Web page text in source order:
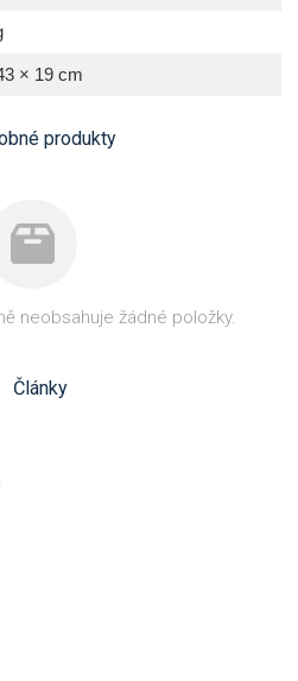
× 19 cm
produkty
neobsahuje žádné položky.
Články